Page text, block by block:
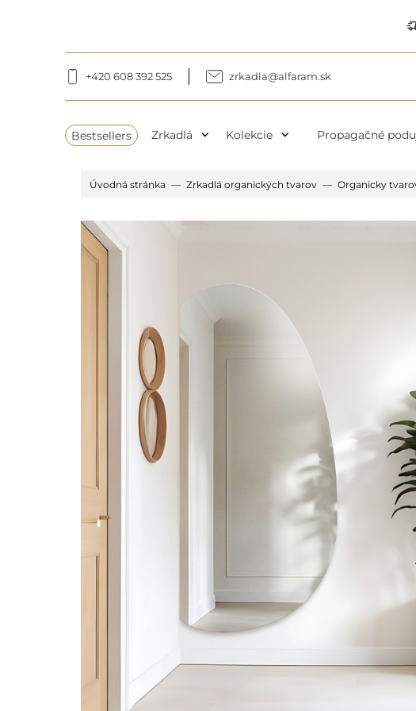
+420 608 392 525 zrkadla@alfaram.sk
Bestsellers Zrkadlá expand_more Kolekcie expand_more Propagačné
Úvodná stránka Zrkadlá organických tvarov Organicky